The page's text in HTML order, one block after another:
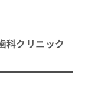
科クリニック